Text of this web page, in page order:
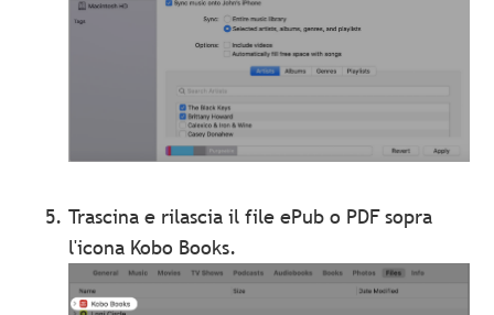
Trascina e rilascia il file ePub o PDF sopra
l'icona Kobo Books.